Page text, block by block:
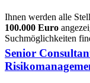
Ihnen werden alle
100.000 Euro
Suchmöglichkeiten
Senior